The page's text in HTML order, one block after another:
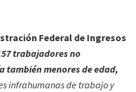
Federal de Ingresos
trabajadores no
también menores de edad,
infrahumanas de trabajo y